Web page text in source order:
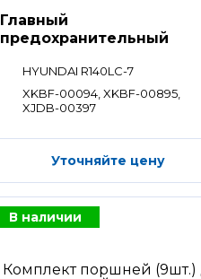
Главный
предохранительный
HYUNDAI R140LC-7
XKBF-00094, XKBF-00895,
XJDB-00397
Уточняйте цену
В наличии